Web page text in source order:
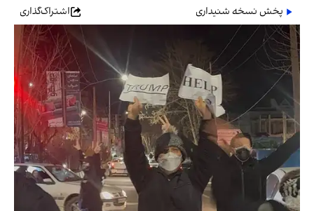
پخش نسخه شنیداری
اشتراک‌گذاری